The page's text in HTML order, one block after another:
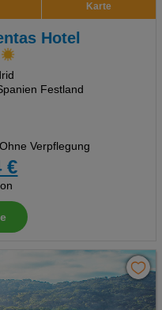
Karte
Hotel
Festland
Verpflegung
€